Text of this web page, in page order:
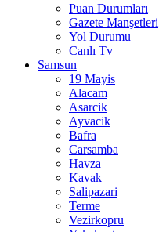
Puan Durumları
Gazete Manşetleri
Yol Durumu
Canlı Tv
Samsun
19 Mayis
Alacam
Asarcik
Ayvacik
Bafra
Carsamba
Havza
Kavak
Salipazari
Terme
Vezirkopru